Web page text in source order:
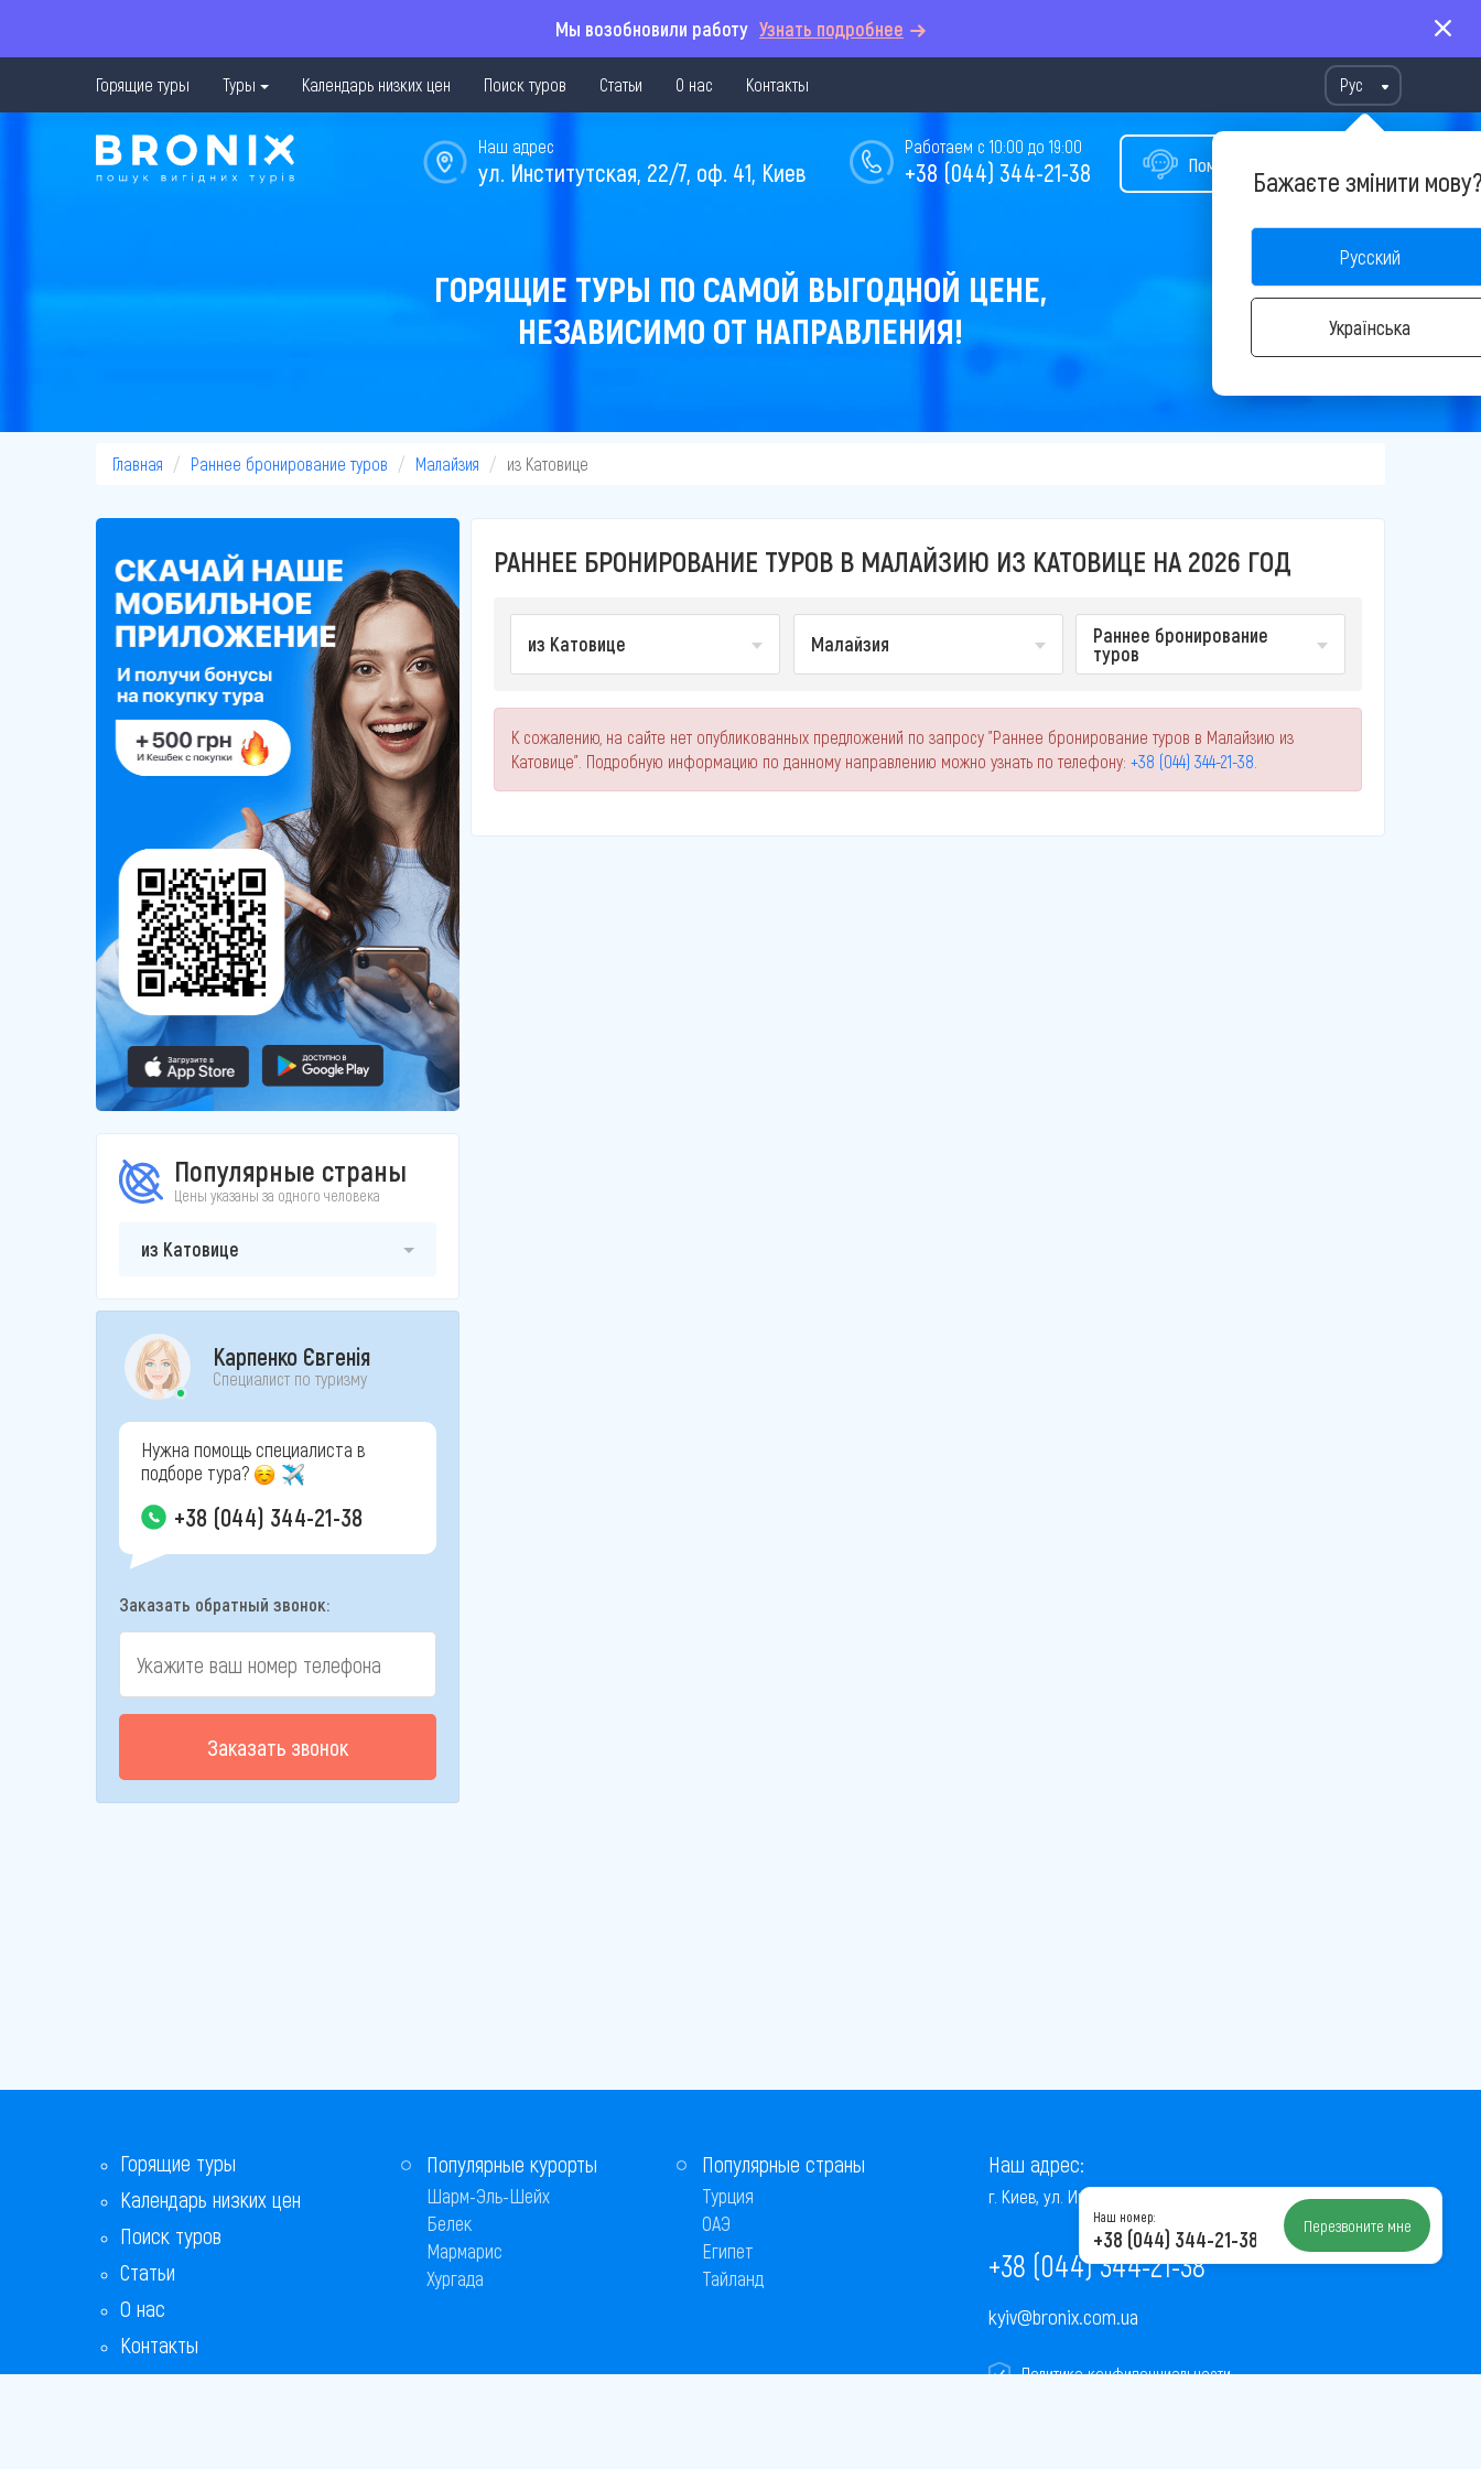
Мы возобновили работу Узнать подробнее
Горящие туры Туры Календарь низких цен Поиск туров Статьи О нас Контакты Рус
Бажаєте змінити
Русский
Українська
Помощь в подборе тура
Работаем с 10:00 до 19:00
+38 (044) 344-21-38
Наш адрес
ул. Институтская, 22/7, оф. 41, Киев
ГОРЯЩИЕ ТУРЫ ПО САМОЙ ВЫГОДНОЙ ЦЕНЕ,
НЕЗАВИСИМО ОТ НАПРАВЛЕНИЯ!
Главная Раннее бронирование туров Малайзия из Катовице
Популярные страны
Цены указаны за одного человека
из Катовице
Карпенко Євгенія
Специалист по туризму
Нужна помощь специалиста в
подборе тура?
+38 (044) 344-21-38
Заказать обратный звонок:
Заказать звонок
РАННЕЕ БРОНИРОВАНИЕ ТУРОВ В МАЛАЙЗИЮ ИЗ КАТОВИЦЕ НА 2026 ГОД
из Катовице Малайзия Раннее бронирование
туров
К сожалению, на сайте нет опубликованных предложений по запросу "Раннее бронирование туров в Малайзию из
Катовице". Подробную информацию по данному направлению можно узнать по телефону: +38 (044) 344-21-38
Горящие туры
Календарь низких цен
Поиск туров
Статьи
О нас
Контакты
Бонусная программа
Популярные курорты
Шарм-Эль-Шейх
Белек
Мармарис
Хургада
Популярные страны
Турция
ОАЭ
Египет
Тайланд
Наш адрес:
г. Киев, ул. Институтская, 22/7, оф. 41
+38 (044) 344-21-38
kyiv@bronix.com.ua
Политика конфиденциальности
Наш номер:
+38 (044) 344-21-38 Перезвоните мне